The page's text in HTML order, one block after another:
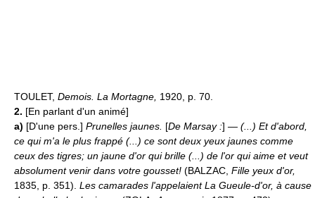
TOULET, Demois. La Mortagne, 1920, p. 70.
2. [En parlant d'un animé]
a) [D'une pers.] Prunelles jaunes. [De Marsay :] — (...) Et d'abord,
ce qui m'a le plus frappé (...) ce sont deux yeux jaunes comme
ceux des tigres; un jaune d'or qui brille (...) de l'or qui aime et veut
absolument venir dans votre gousset! (BALZAC, Fille yeux d'or,
1835, p. 351). Les camarades l'appelaient La Gueule-d'or, à cause